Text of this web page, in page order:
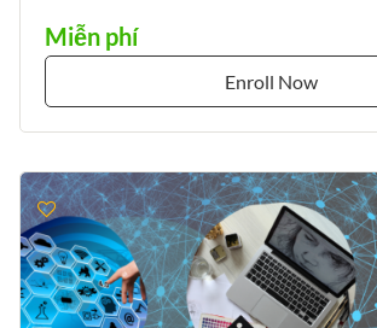
Miễn phí
Enroll Now